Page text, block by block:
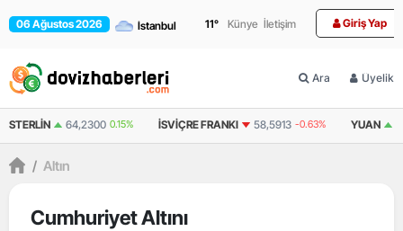
06 Ağustos 2026 11° Künye İletişim Giriş Yap
Ara Üyelik
64,2300 0.15% İSVIÇRE FRANKI 58,5913 -0.63% YUAN 7,0532
/ Altın
Cumhuriyet Altını